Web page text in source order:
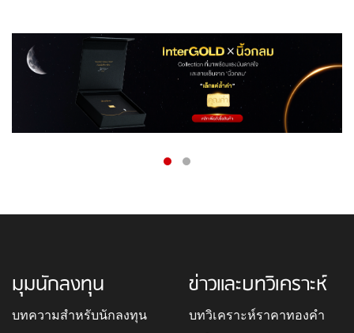
มุมนักลงทุน
บทความสำหรับนักลงทุน
ข่าวและบทวิเคราะห์
บทวิเคราะห์ราคาทองคำ